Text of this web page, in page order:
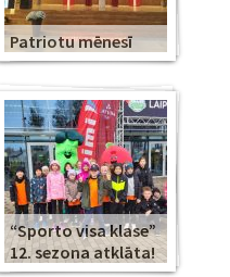
Patriotu mēnesī
“Sporto visa klase”
12. sezona atklāta!